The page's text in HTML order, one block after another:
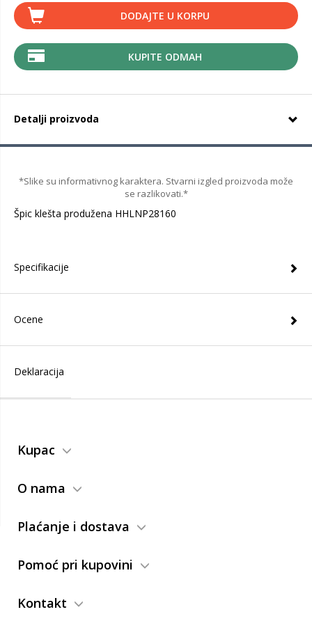
DODAJTE U KORPU
KUPITE ODMAH
Detalji proizvoda
*Slike su informativnog karaktera. Stvarni izgled proizvoda može
se razlikovati.*
Špic klešta produžena HHLNP28160
Specifikacije
Ocene
Deklaracija
Kupac
O nama
Plaćanje i dostava
Pomoć pri kupovini
Kontakt